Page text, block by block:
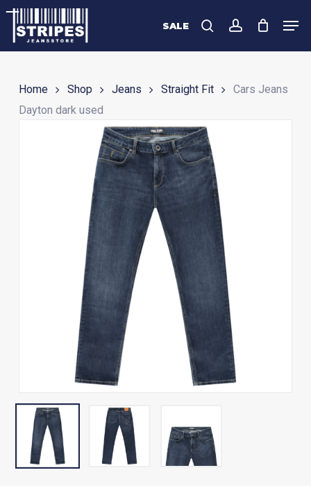
Skip
main
SALE searchaccount
Home Shop Jeans Straight Fit
Cars Jeans
Dayton dark used